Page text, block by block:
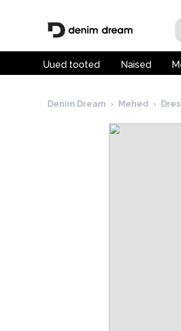
Uued tooted Naised
Denim Dream › Mehed ›